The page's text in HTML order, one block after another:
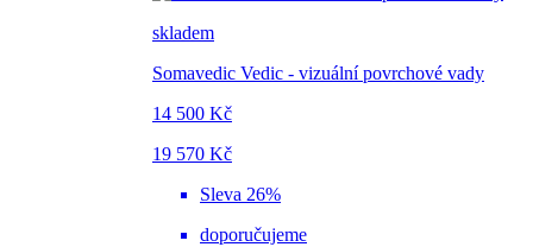
skladem
Somavedic Vedic - vizuální povrchové vady
14 500 Kč
19 570 Kč
Sleva 26%
doporučujeme